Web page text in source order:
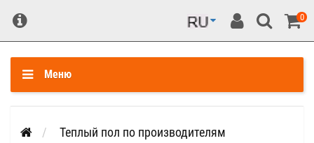
0
Меню
Теплый пол по производителям